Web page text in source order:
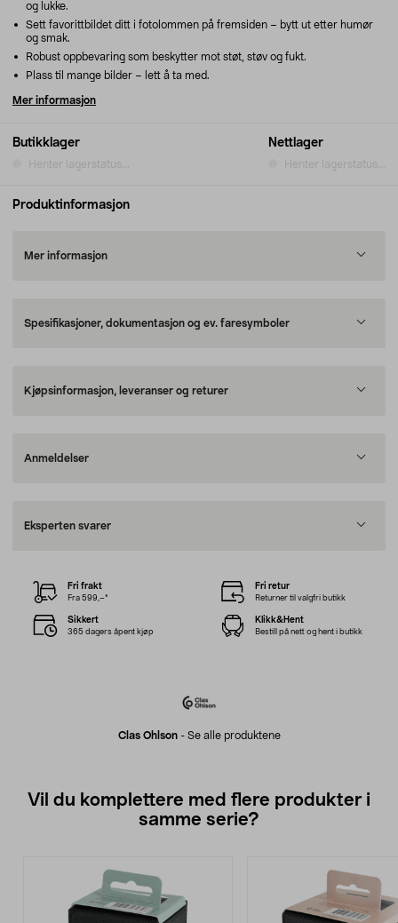
Butikklager
Henter lagerstatus...
Nettlager
Henter lagerstatus...
og lukke.
Sett favorittbildet ditt i fotolommen på fremsiden – bytt ut etter humør
og smak.
Robust oppbevaring som beskytter mot støt, støv og fukt.
Plass til mange bilder – lett å ta med.
Mer informasjon
Produktinformasjon
Mer informasjon
Spesifikasjoner, dokumentasjon og ev. faresymboler
Kjøpsinformasjon, leveranser og returer
Anmeldelser
Eksperten svarer
Clas Ohlson- Se alle produktene
Fri frakt
Fra 599,–*
Fri retur
Returner til valgfri butikk
Sikkert
365 dagers åpent kjøp
Klikk&Hent
Bestill på nett og hent i butikk
Vil du komplettere med flere produkter i
samme serie?